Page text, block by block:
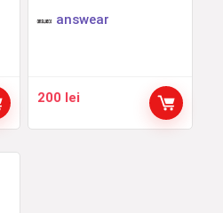
answear
200 lei